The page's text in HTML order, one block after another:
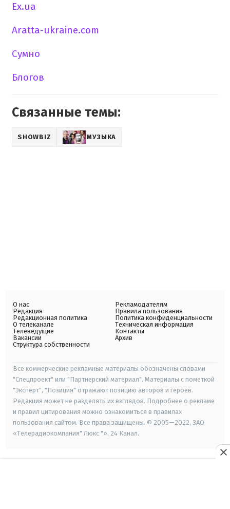
Еx.ua
Аratta-ukraine.com
Сумно
Блогов
Связанные темы:
SHOWBIZ МУЗЫКА
О нас
Редакция
Редакционная политика
О телеканале
Телеведущие
Вакансии
Структура собственности
Рекламодателям
Правила пользования
Политика конфиденциальности
Техническая информация
Контакты
Архив
Все коммерческие рекламные материалы обозначены словами
"Спецпроект" или "Партнерский материал". Материалы с пометкой
"Эксперт", "Позиция" отражают позицию авторов и героев.
Редакция может не разделять их взглядов. Подробнее о рекламе
и правил цитирования можно ознакомиться в правилах
пользования сайтом. Все права защищены. © 2005—2022, ЗАО
«Телерадиокомпания" Люкс "», 24 Канал.